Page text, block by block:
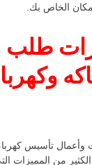
الخاص بك.
طلب
وأعمال تأسيس
من المميزات